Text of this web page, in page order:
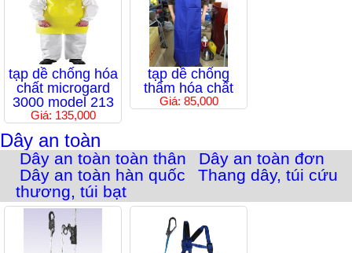
tạp dề chống hóa
chất microgard
3000 model 213
Giá: 135,000
tạp dề chống
thấm hóa chất
Giá: 85,000
Dây an toàn
Dây an toàn toàn thân
Dây an toàn đơn
Dây an toàn hàn quốc
Thang dây, túi cứu
thương, túi bạt